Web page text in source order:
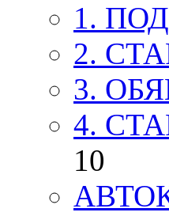
1.
2.
3.
4.
10